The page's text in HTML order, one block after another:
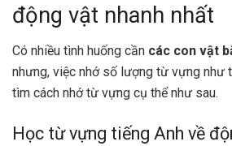
động vật nhanh nhất
Có nhiều tình huống cần các con vật
nhưng, việc nhớ số lượng từ vựng như
tìm cách nhớ từ vựng cụ thể như sau.
Học từ vựng tiếng Anh về